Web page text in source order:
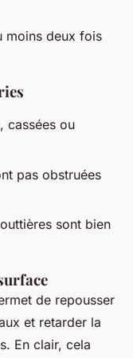
moins deux fois
cassées ou
pas obstruées
sont bien
de repousser
et retarder la
En clair, cela